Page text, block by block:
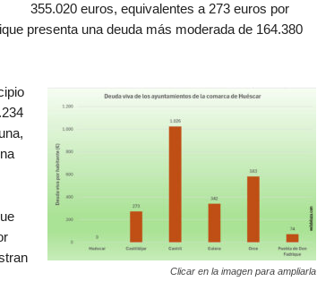
355.020 euros, equivalentes a 273 euros por
presenta una deuda más moderada de 164.380
Clicar en la imagen para ampliarla